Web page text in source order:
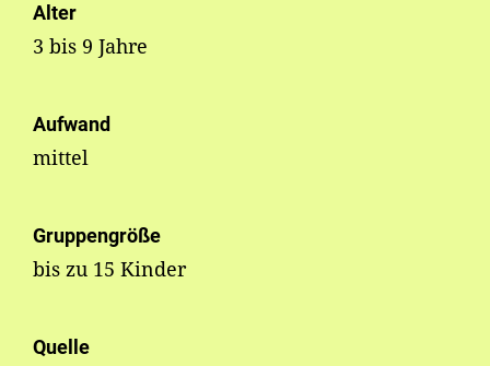
Alter
3 bis 9 Jahre
Aufwand
mittel
Gruppengröße
bis zu 15 Kinder
Quelle